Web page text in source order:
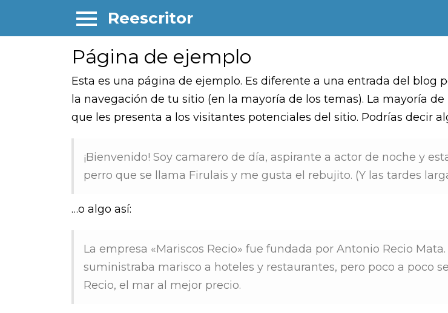
Reescritor
Página de ejemplo
Esta es una página de ejemplo. Es diferente a una entrada del blog
la navegación de tu sitio (en la mayoría de los temas). La mayoría
que les presenta a los visitantes potenciales del sitio. Podrías decir
¡Bienvenido! Soy camarero de día, aspirante a actor de noche y
perro que se llama Firulais y me gusta el rebujito. (Y las tardes
…o algo así:
La empresa «Mariscos Recio» fue fundada por Antonio Recio
suministraba marisco a hoteles y restaurantes, pero poco a poco
Recio, el mar al mejor precio.